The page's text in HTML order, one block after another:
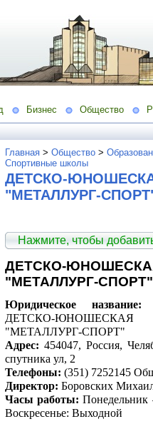
Бизнес Общество
Главная > Общество >
Спортивные школы
ДЕТСКО-
"МЕТАЛЛУРГ-СПОРТ"
Нажмите, чтобы
ДЕТСКО-
"МЕТАЛЛУРГ-СПОРТ"
Юридическое название:
ДЕТСКО-
"МЕТАЛЛУРГ-СПОРТ"
Адрес: 454047, Россия,
спутника ул, 2
Телефоны: (351) 7252145
Директор: Боровских
Часы работы:Понедельник
Воскресенье: Выходной